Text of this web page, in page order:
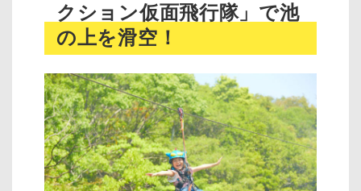
クション仮面飛行隊」で池
の上を滑空！